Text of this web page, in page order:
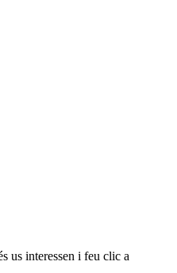
us interessen i feu clic a